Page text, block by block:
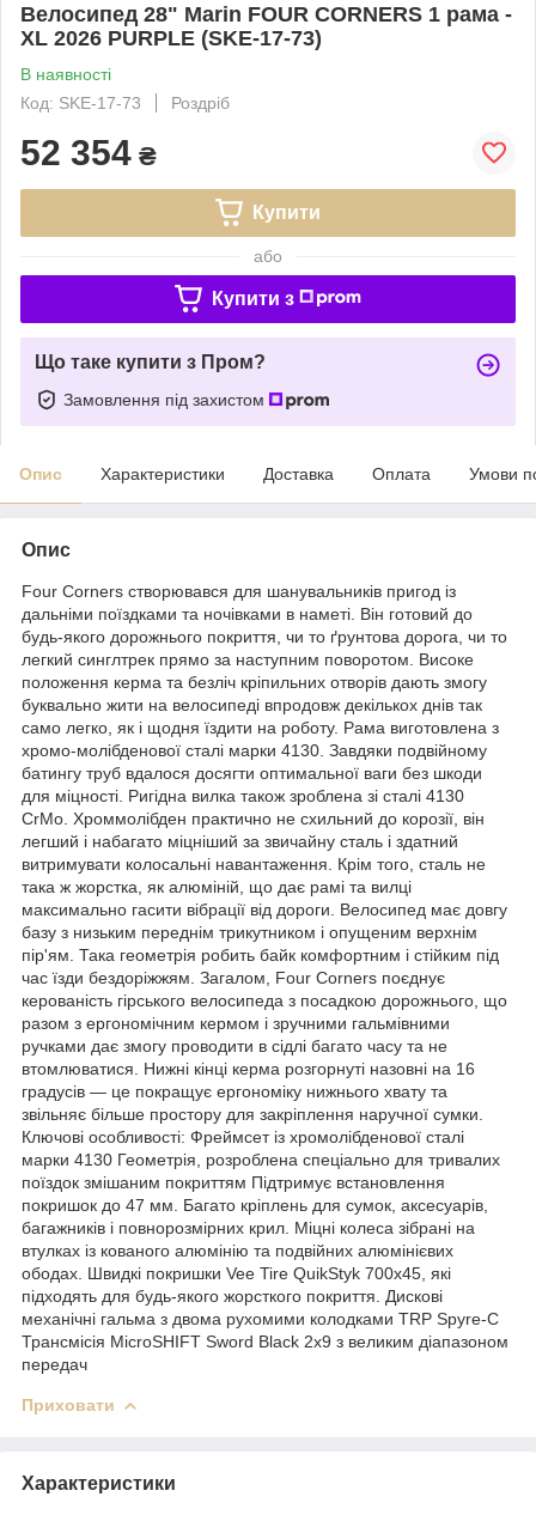
Велосипед 28" Marin FOUR CORNERS 1 рама -
XL 2026 PURPLE (SKE-17-73)
В наявності
Код: SKE-17-73
Роздріб
52 354 ₴
Купити
або
Купити з
Що таке купити з Пром?
Замовлення під захистом
Опис Характеристики Доставка Оплата Умови
Опис
Four Corners створювався для шанувальників пригод із
дальніми поїздками та ночівками в наметі. Він готовий до
будь-якого дорожнього покриття, чи то ґрунтова дорога, чи то
легкий синглтрек прямо за наступним поворотом. Високе
положення керма та безліч кріпильних отворів дають змогу
буквально жити на велосипеді впродовж декількох днів так
само легко, як і щодня їздити на роботу. Рама виготовлена з
хромо-молібденової сталі марки 4130. Завдяки подвійному
батингу труб вдалося досягти оптимальної ваги без шкоди
для міцності. Ригідна вилка також зроблена зі сталі 4130
CrMo. Хроммолібден практично не схильний до корозії, він
легший і набагато міцніший за звичайну сталь і здатний
витримувати колосальні навантаження. Крім того, сталь не
така ж жорстка, як алюміній, що дає рамі та вилці
максимально гасити вібрації від дороги. Велосипед має довгу
базу з низьким переднім трикутником і опущеним верхнім
пір'ям. Така геометрія робить байк комфортним і стійким під
час їзди бездоріжжям. Загалом, Four Corners поєднує
керованість гірського велосипеда з посадкою дорожнього, що
разом з ергономічним кермом і зручними гальмівними
ручками дає змогу проводити в сідлі багато часу та не
втомлюватися. Нижні кінці керма розгорнуті назовні на 16
градусів — це покращує ергономіку нижнього хвату та
звільняє більше простору для закріплення наручної сумки.
Ключові особливості: Фреймсет із хромолібденової сталі
марки 4130 Геометрія, розроблена спеціально для тривалих
поїздок змішаним покриттям Підтримує встановлення
покришок до 47 мм. Багато кріплень для сумок, аксесуарів,
багажників і повнорозмірних крил. Міцні колеса зібрані на
втулках із кованого алюмінію та подвійних алюмінієвих
ободах. Швидкі покришки Vee Tire QuikStyk 700x45, які
підходять для будь-якого жорсткого покриття. Дискові
механічні гальма з двома рухомими колодками TRP Spyre-C
Трансмісія MicroSHIFT Sword Black 2х9 з великим діапазоном
передач
Приховати
Характеристики